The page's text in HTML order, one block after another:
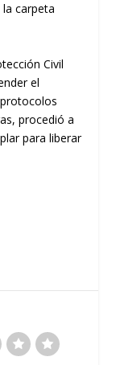
carpeta
Civil
el
procedió a
para liberar